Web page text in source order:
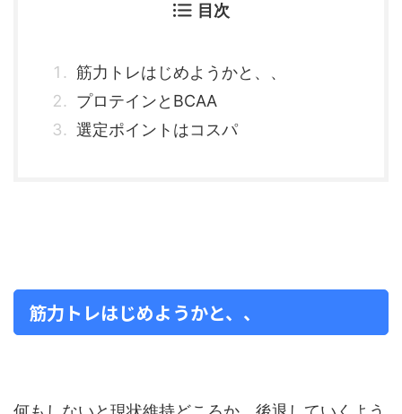
目次
筋力トレはじめようかと、、
プロテインとBCAA
選定ポイントはコスパ
筋力トレはじめようかと、、